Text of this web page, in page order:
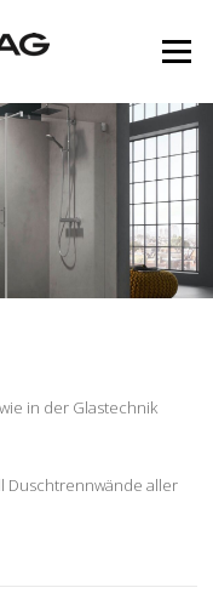
Menü
in der Glastechnik
Duschtrennwände aller